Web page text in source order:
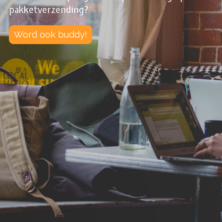
Reiskussen
Toiletkit
Jerrycan
Koeltas of koelbox
Slaapmat of luchtbed
pakketverzending?
Word ook buddy!